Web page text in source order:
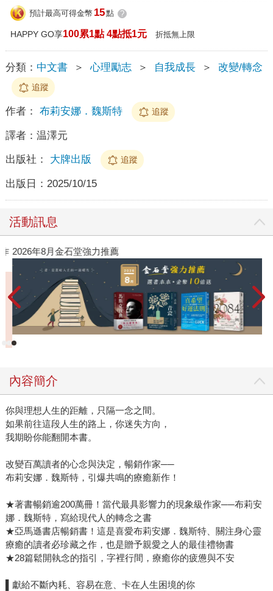
預計最高可得金幣 15點 ?
HAPPY GO享100累1點 4點抵1元 折抵無上限
分類： 中文書 ＞ 心理勵志 ＞ 自我成長 ＞ 改變/轉念
追蹤
作者： 布莉安娜．魏斯特 追蹤
譯者： 温澤元
出版社： 大牌出版 追蹤
出版日： 2025/10/15
活動訊息
2026年8月金石堂強力推薦
內容簡介
你與理想人生的距離，只隔一念之間。
如果前往這段人生的路上，你迷失方向，
我期盼你能翻開本書。
改變百萬讀者的心念與決定，暢銷作家──
布莉安娜．魏斯特，引爆共鳴的療癒新作！
★著書暢銷逾200萬冊！當代最具影響力的現象級作家──布莉安
娜．魏斯特，寫給現代人的轉念之書
★亞馬遜書店暢銷書！這是喜愛布莉安娜．魏斯特、關注身心靈
療癒的讀者必珍藏之作，也是贈予親愛之人的最佳禮物書
★28篇鬆開執念的指引，字裡行間，療癒你的疲憊與不安
▌獻給不斷內耗、容易在意、卡在人生困境的你